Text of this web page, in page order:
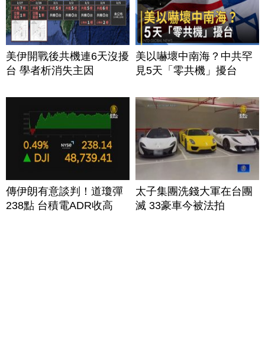
美伊開戰後共機連6天沒擾
台 學者析消失主因
美以嚇壞中南海？中共罕
見5天「零共機」擾台
傳伊朗有意談判！道瓊彈
238點 台積電ADR收高
太子集團洗錢大軍在台團
滅 33豪車今被法拍